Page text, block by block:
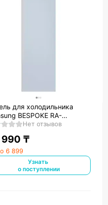
для холодильника
BESPOKE RA-
Нет отзывов
₸
6 899
Узнать
о поступлении